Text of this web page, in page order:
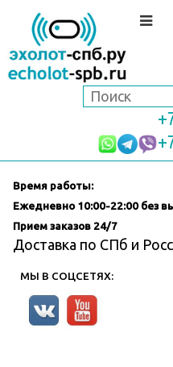
Время работы:
Ежедневно 10:00-22:00 без
Прием заказов 24/7
Доставка по СПб и
МЫ В СОЦСЕТЯХ: